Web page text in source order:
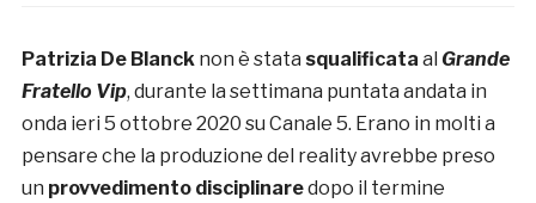
Patrizia De Blanck non è stata squalificata al Grande
Fratello Vip, durante la settimana puntata andata in
onda ieri 5 ottobre 2020 su Canale 5. Erano in molti a
pensare che la produzione del reality avrebbe preso
un provvedimento disciplinaredopo il termine